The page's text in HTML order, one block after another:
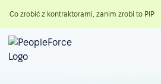
Co zrobić z kontraktorami, zanim zrobi to PIP